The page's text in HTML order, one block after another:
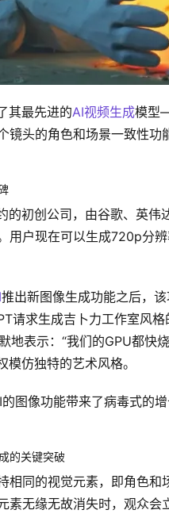
其最先进的AI视频生成模
镜头的角色和场景一致性
的初创公司，由谷歌、英
用户现在可以生成720p分
推出新图像生成功能之后，
请求生成吉卜力工作室风
地表示：“我们的GPU都快
仿独特的艺术风格。
图像功能带来了病毒式的
的关键突破
相同的视觉元素，即角色
无缘无故消失时，观众会